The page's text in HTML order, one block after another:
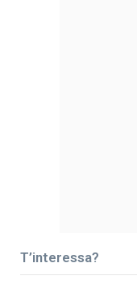
T’interessa?